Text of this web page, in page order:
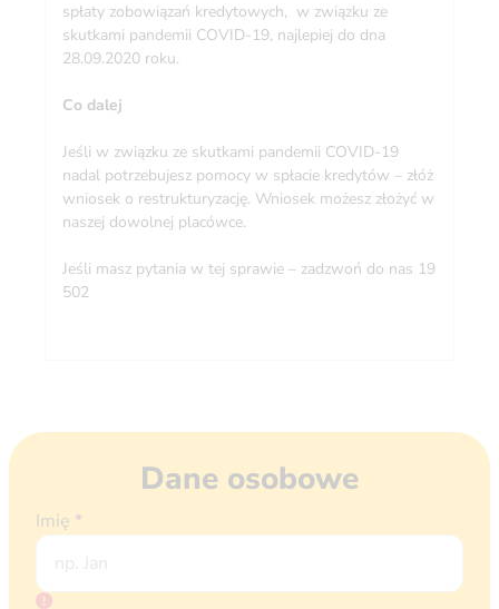
spłaty zobowiązań kredytowych, w związku ze
skutkami pandemii COVID-19, najlepiej do dna
28.09.2020 roku.
Co dalej
Jeśli w związku ze skutkami pandemii COVID-19
nadal potrzebujesz pomocy w spłacie kredytów – złóż
wniosek o restrukturyzację. Wniosek możesz złożyć w
naszej dowolnej placówce.
Jeśli masz pytania w tej sprawie – zadzwoń do nas 19
502
Dane osobowe
Imię *